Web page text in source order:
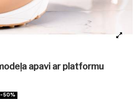
apavi ar platformu
-50%